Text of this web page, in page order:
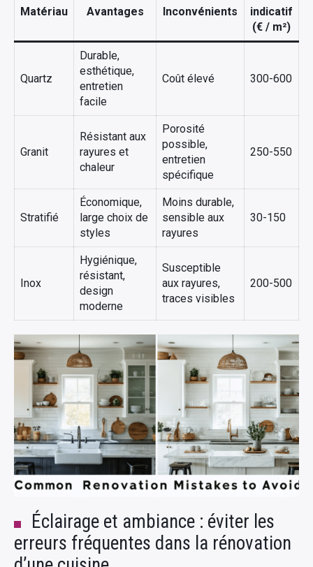
Matériau Avantages Inconvénients
indicatif
(€ / m²)
Quartz
Durable,
esthétique,
entretien
facile
Coût élevé 300-600
Granit
Résistant aux
rayures et
chaleur
Porosité
possible,
entretien
spécifique
250-550
Stratifié
Économique,
large choix de
styles
Moins durable,
sensible aux
rayures
30-150
Inox
Hygiénique,
résistant,
design
moderne
Susceptible
aux rayures,
traces visibles
200-500
Éclairage et ambiance : éviter les
erreurs fréquentes dans la rénovation